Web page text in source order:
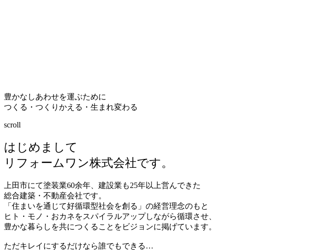
豊かなしあわせを運ぶために
つくる・つくりかえる・生まれ変わる
scroll
はじめまして
リフォームワン株式会社です。
上田市にて塗装業60余年、建設業も25年以上営んできた
総合建築・不動産会社です。
「住まいを通じて好循環型社会を創る」の経営理念のもと
ヒト・モノ・おカネをスパイラルアップしながら循環させ、
豊かな暮らしを共につくることをビジョンに掲げています。
ただキレイにするだけなら誰でもできる…